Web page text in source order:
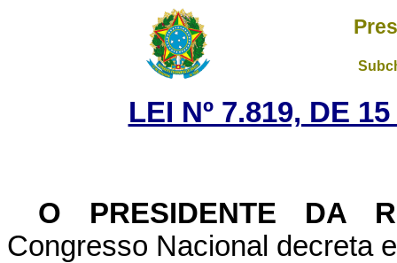
LEI Nº 7.819, DE
O PRESIDENTE DA
Congresso Nacional decreta